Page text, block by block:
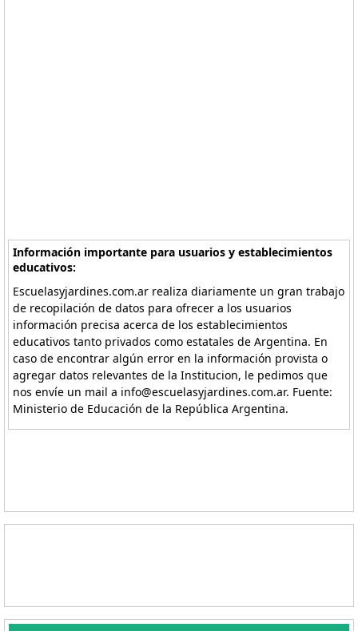
Información importante para usuarios y establecimientos
educativos:
Escuelasyjardines.com.ar realiza diariamente un gran trabajo
de recopilación de datos para ofrecer a los usuarios
información precisa acerca de los establecimientos
educativos tanto privados como estatales de Argentina. En
caso de encontrar algún error en la información provista o
agregar datos relevantes de la Institucion, le pedimos que
nos envíe un mail a info@escuelasyjardines.com.ar. Fuente:
Ministerio de Educación de la República Argentina.